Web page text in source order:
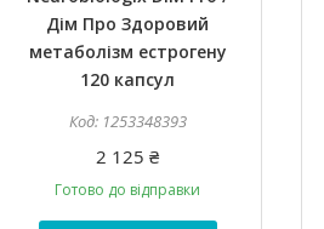
Дім Про Здоровий
метаболізм естрогену
120 капсул
1253348393
2 125 ₴
Готово до відправки